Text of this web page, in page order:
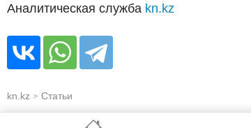
Аналитическая служба kn.kz
kn.kz > Статьи